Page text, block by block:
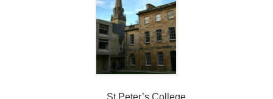
St Peter’s College